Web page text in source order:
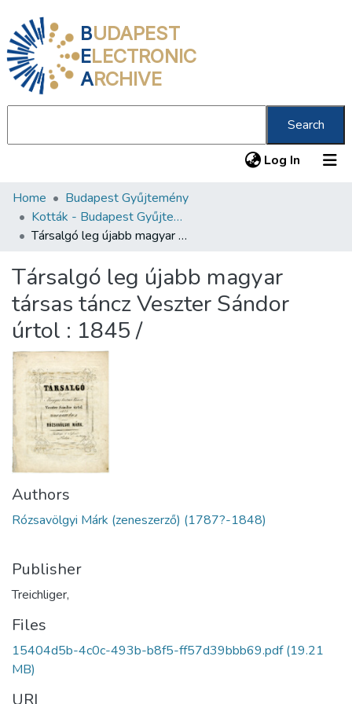
BUDAPEST
ELECTRONIC
ARCHIVE
Search
Log In (current)
Communities & Collections
All of DSpace
About us
Home
Budapest Gyűjtemény
Kották - Budapest Gyűjtemény
Társalgó leg újabb magyar társas táncz Veszter Sándor úrtol : 1845 /
Társalgó leg újabb magyar
társas táncz Veszter Sándor
úrtol : 1845 /
Authors
Rózsavölgyi Márk (zeneszerző) (1787?-1848)
Publisher
Treichliger,
Files
15404d5b-4c0c-493b-b8f5-ff57d39bbb69.pdf(19.21
MB)
URI